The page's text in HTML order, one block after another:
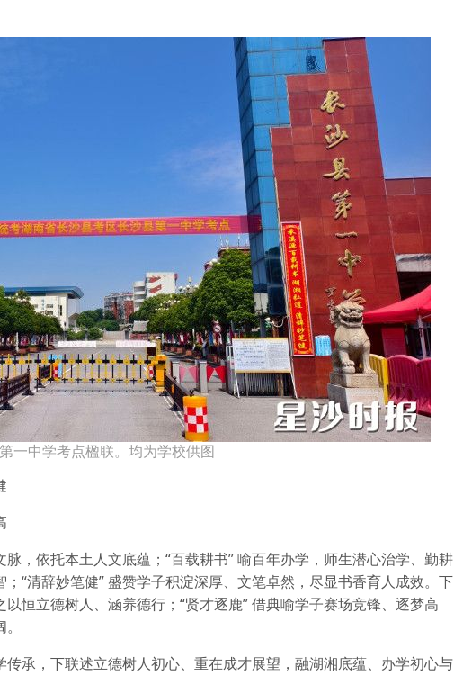
一中学考点楹联。均为学校供图
，依托本土人文底蕴；“百载耕书” 喻百年办学，师生潜心治学、勤耕
“清辞妙笔健” 盛赞学子积淀深厚、文笔卓然，尽显书香育人成效。下
恒立德树人、涵养德行；“贤才逐鹿” 借典喻学子赛场竞锋、逐梦高
承，下联述立德树人初心、重在成才展望，融湖湘底蕴、办学初心与